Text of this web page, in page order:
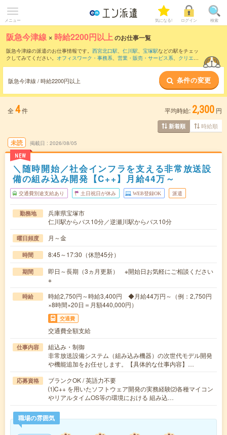
メニュー 気になる! ログイン 検索
阪急今津線 × 時給2200円以上のお仕事一覧
阪急今津線の派遣のお仕事情報です。 西宮北口駅、 仁川駅、 宝塚駅などの駅をチェッ
クしてみてください。 オフィスワーク・事務系、 営業・販売・サービス系、 クリエイ
阪急今津線 / 時給2200円以上 条件の変更
全 4件 平均時給: 2,300 円
新着順 時給順
未読
NEW
掲載日 2026/08/05
＼随時開始／社会インフラを支える非常放送設
備の組み込み開発【C++】月給44万～
交通費別途支給あり 土日祝日が休み WEB登録OK 派遣
勤務地
兵庫県宝塚市
仁川駅からバス10分／逆瀬川駅からバス10分
曜日頻度 月～金
時間 8:45～17:30（休憩45分）
期間
即日～長期（3ヵ月更新） ※開始日お気軽にご相談ください
※
時給
時給2,750円～時給3,400円 ◆月給44万円～（例：2,750円
×8時間×20日＝月額440,000円）
交通費
交通費全額支給
仕事内容
組込み・制御
非常放送設備システム（組み込み機器）の次世代モデル開発
や機能追加をお任せします。【具体的な仕事内容】…
応募資格
ブランクOK / 英語力不要
⑴C++ を用いたソフトウェア開発の実務経験⑵各種マイコン
やリアルタイムOS等の環境における 組み込…
職場の雰囲気